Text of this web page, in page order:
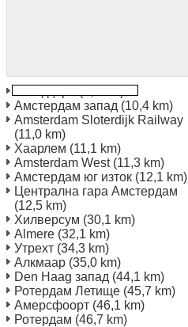
Амстердам запад (10,4 km)
Amsterdam Sloterdijk Railway
(11,0 km)
Хаарлем (11,1 km)
Amsterdam West(11,3 km)
Амстердам юг изток (12,1 km)
Централна гара Амстердам
(12,5 km)
Хилверсум (30,1 km)
Almere (32,1 km)
Утрехт (34,3 km)
Алкмаар (35,0 km)
Den Haag запад (44,1 km)
Ротердам Летище (45,7 km)
Амерсфоорт (46,1 km)
Ротердам (46,7 km)